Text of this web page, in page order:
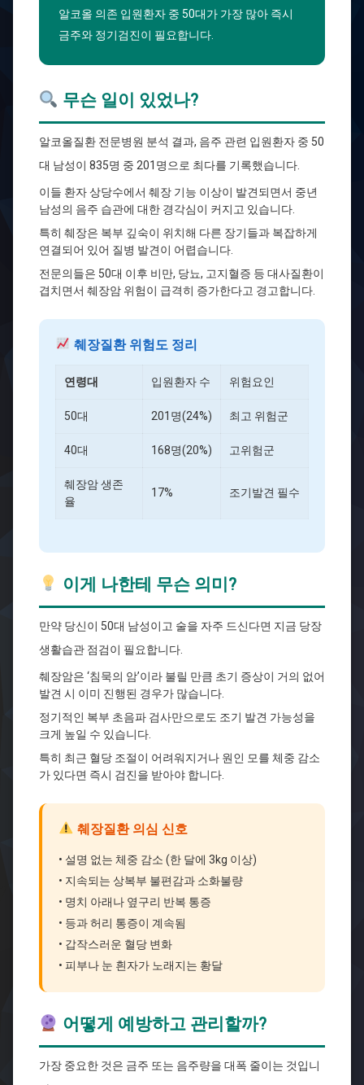
알코올 의존 입원환자 중 50대가 가장 많아 즉시
금주와 정기검진이 필요합니다.
무슨 일이 있었나?
알코올질환 전문병원 분석 결과, 음주 관련 입원환자 중 50
대 남성이 835명 중 201명으로 최다를 기록했습니다.
이들 환자 상당수에서 췌장 기능 이상이 발견되면서 중년
남성의 음주 습관에 대한 경각심이 커지고 있습니다.
특히 췌장은 복부 깊숙이 위치해 다른 장기들과 복잡하게
연결되어 있어 질병 발견이 어렵습니다.
전문의들은 50대 이후 비만, 당뇨, 고지혈증 등 대사질환이
겹치면서 췌장암 위험이 급격히 증가한다고 경고합니다.
췌장질환 위험도 정리
연령대 입원환자 수 위험요인
50대 201명(24%) 최고 위험군
40대 168명(20%) 고위험군
췌장암 생존
율
17% 조기발견 필수
이게 나한테 무슨 의미?
만약 당신이 50대 남성이고 술을 자주 드신다면 지금 당장
생활습관 점검이 필요합니다.
췌장암은 ‘침묵의 암’이라 불릴 만큼 초기 증상이 거의 없어
발견 시 이미 진행된 경우가 많습니다.
정기적인 복부 초음파 검사만으로도 조기 발견 가능성을
크게 높일 수 있습니다.
특히 최근 혈당 조절이 어려워지거나 원인 모를 체중 감소
가 있다면 즉시 검진을 받아야 합니다.
췌장질환 의심 신호
• 설명 없는 체중 감소 (한 달에 3kg 이상)
• 지속되는 상복부 불편감과 소화불량
• 명치 아래나 옆구리 반복 통증
• 등과 허리 통증이 계속됨
• 갑작스러운 혈당 변화
• 피부나 눈 흰자가 노래지는 황달
어떻게 예방하고 관리할까?
가장 중요한 것은 금주 또는 음주량을 대폭 줄이는 것입니